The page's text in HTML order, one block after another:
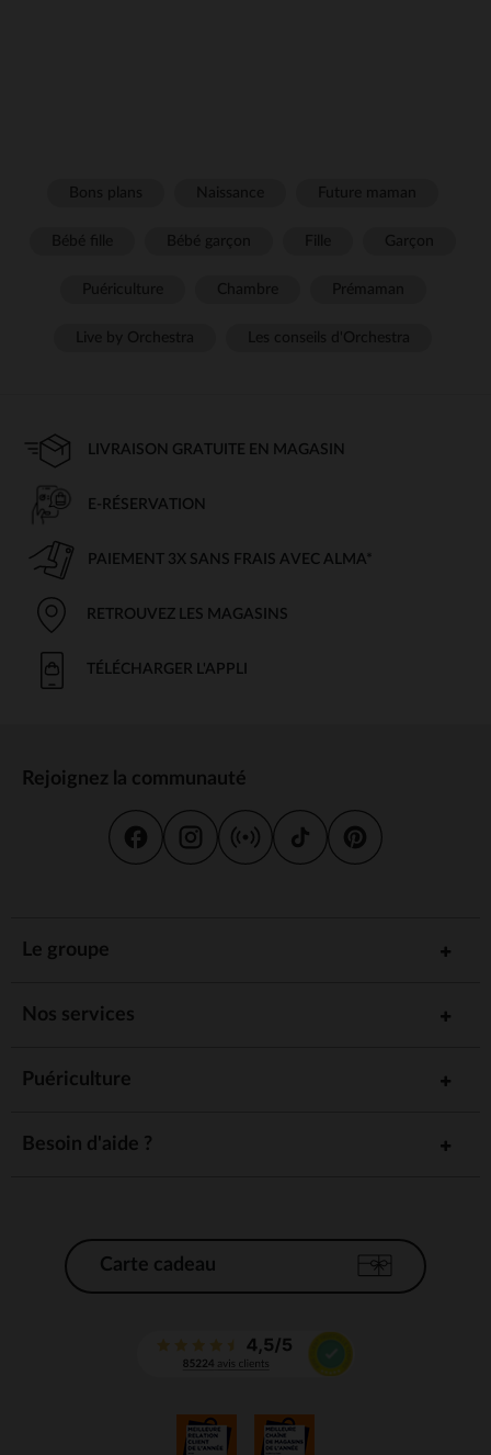
LIVRAISON GRATUITE EN MAGASIN
E-RÉSERVATION
PAIEMENT 3X SANS FRAIS AVEC ALMA*
RETROUVEZ LES MAGASINS
TÉLÉCHARGER L'APPLI
Rejoignez la communauté
Le groupe
Nos services
Puériculture
Besoin d'aide ?
Carte cadeau